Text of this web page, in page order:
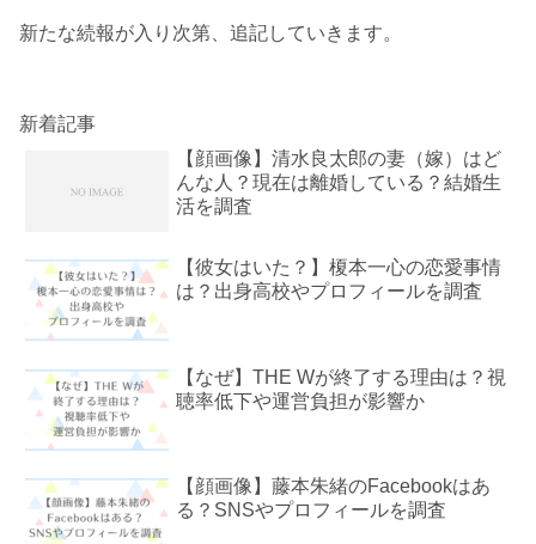
新たな続報が入り次第、追記していきます。
新着記事
【顔画像】清水良太郎の妻（嫁）はど
んな人？現在は離婚している？結婚生
活を調査
【彼女はいた？】榎本一心の恋愛事情
は？出身高校やプロフィールを調査
【なぜ】THE Wが終了する理由は？視
聴率低下や運営負担が影響か
【顔画像】藤本朱緒のFacebookはあ
る？SNSやプロフィールを調査